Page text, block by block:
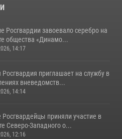
Росгвардии завоевало серебро на
общества «Динамо...
14:17
Росгвардия приглашает на службу в
вневедомств...
14:14
Росгвардейцы приняли участие в
Северо-Западного о...
12:16